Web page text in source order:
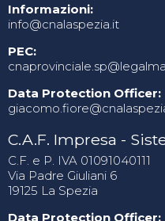
Informazioni:
info@cnalaspezia.it
PEC:
Data Protection Officer:
C.A.F. Impresa -
C.F. e P. IVA 01091040111
Via Padre Giuliani 6
19125 La Spezia
Data Protection Officer: